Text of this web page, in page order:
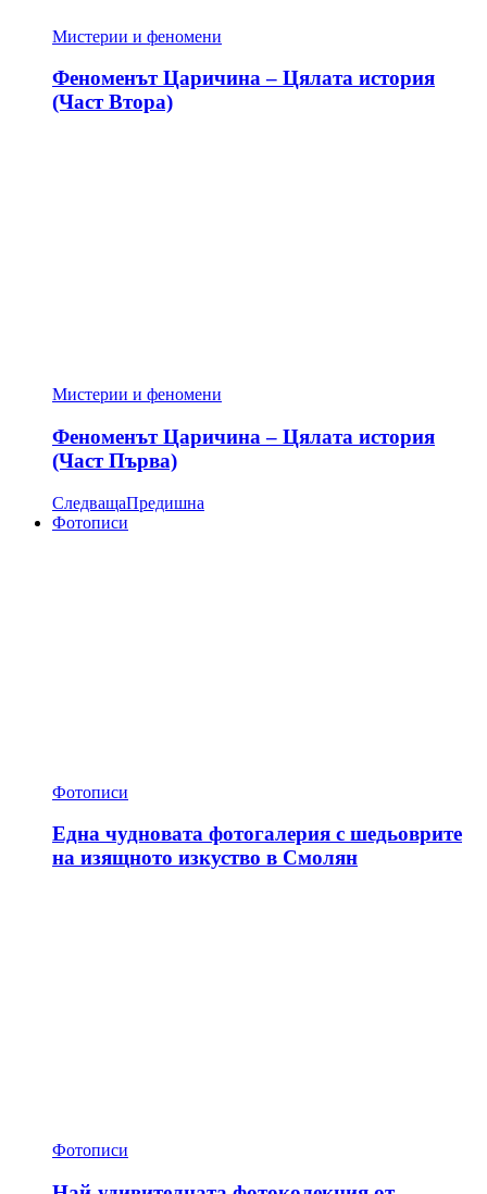
Мистерии и феномени
Феноменът Царичина – Цялата история
(Част Втора)
Мистерии и феномени
Феноменът Царичина – Цялата история
(Част Първа)
СледващаПредишна
Фотописи
Фотописи
Една чудновата фотогалерия с шедьоврите
на изящното изкуство в Смолян
Фотописи